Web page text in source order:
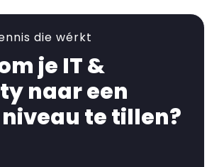
die wérkt
je IT &
naar een
te tillen?